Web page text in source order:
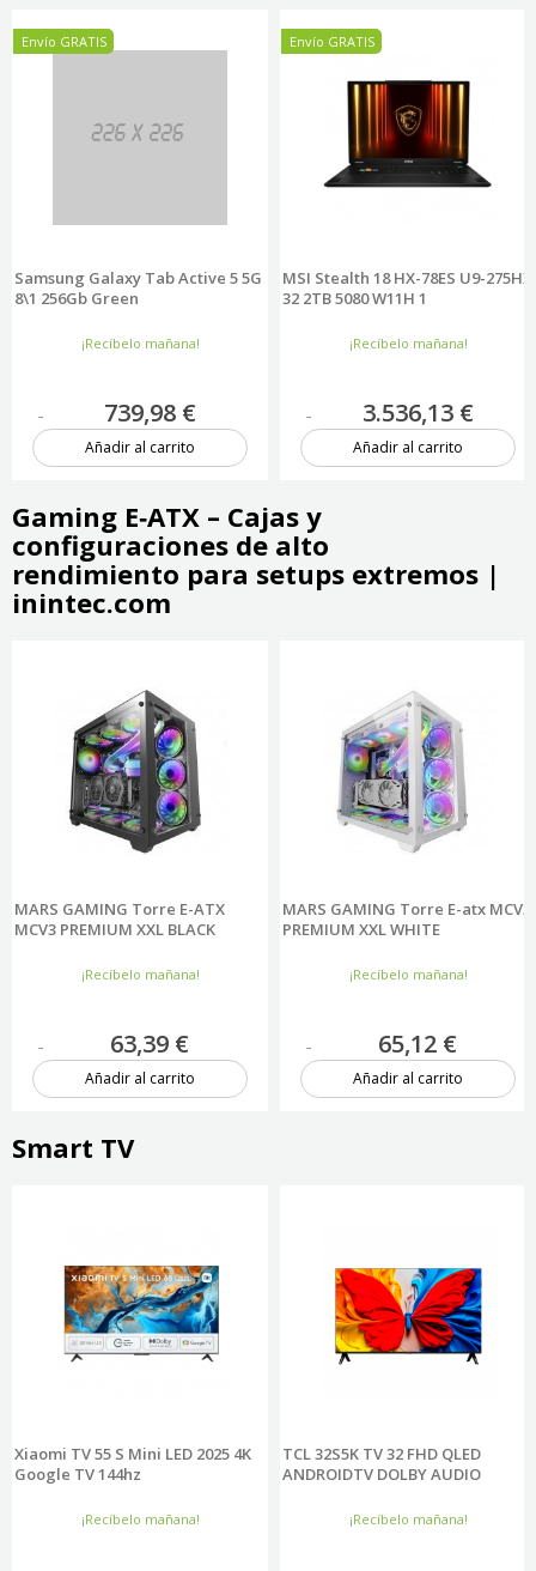
Samsung Galaxy Tab Active 5 5G
8\1 256Gb Green
¡Recíbelo mañana!
739,98 €
Añadir al carrito
Envío GRATIS
MSI Stealth 18 HX-78ES U9-275HX
32 2TB 5080 W11H 1
¡Recíbelo mañana!
3.536,13 €
Añadir al carrito
Envío GRATIS
Gaming E‑ATX – Cajas y
configuraciones de alto
rendimiento para setups extremos |
inintec.com
MARS GAMING Torre E-ATX
MCV3 PREMIUM XXL BLACK
¡Recíbelo mañana!
63,39 €
Añadir al carrito
MARS GAMING Torre E-atx MCV3
PREMIUM XXL WHITE
¡Recíbelo mañana!
65,12 €
Añadir al carrito
Smart TV
Xiaomi TV 55 S Mini LED 2025 4K
Google TV 144hz
¡Recíbelo mañana!
TCL 32S5K TV 32 FHD QLED
ANDROIDTV DOLBY AUDIO
¡Recíbelo mañana!